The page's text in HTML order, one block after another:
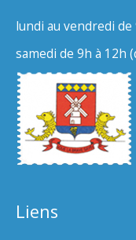
lundi au vendredi de
samedi de 9h à 12h
Liens